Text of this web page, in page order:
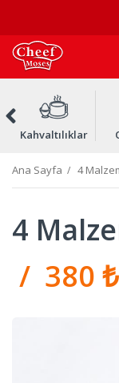
Kahvaltılıklar
Ana Sayfa 4
4
/ 380 ₺